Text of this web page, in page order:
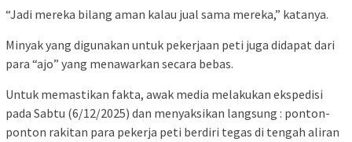
“Jadi mereka bilang aman kalau jual sama mereka,” katanya.
Minyak yang digunakan untuk pekerjaan peti juga didapat dari
para “ajo” yang menawarkan secara bebas.
Untuk memastikan fakta, awak media melakukan ekspedisi
pada Sabtu (6/12/2025) dan menyaksikan langsung : ponton-
ponton rakitan para pekerja peti berdiri tegas di tengah aliran